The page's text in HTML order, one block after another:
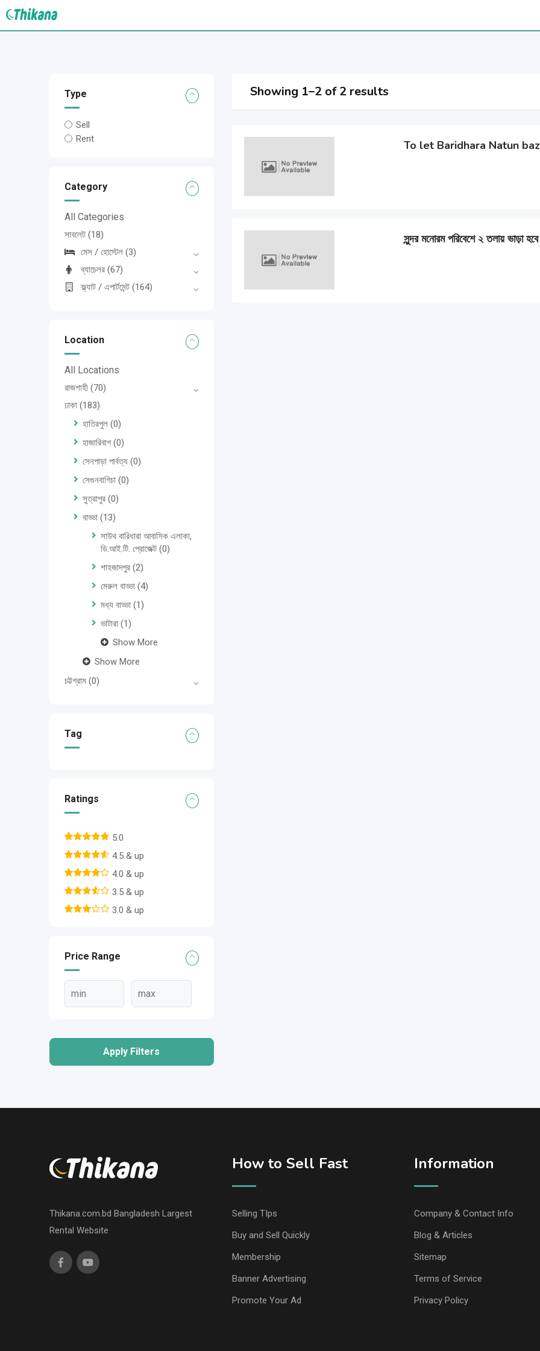
Skip
Type
Sell
Rent
Category
All Categories
সাবলেট (18)
মেস / হোস্টেল (3)
ব্যাচেলর (67)
ফ্ল্যাট / এপার্টমেন্ট (164)
Location
All Locations
রাজশাহী (70)
ঢাকা (183)
হাতিরপুল (0)
হাজারিবাগ (0)
সেনপাড়া পার্বত্য (0)
সেগুনবাগিচা (0)
সুত্রাপুর (0)
বাড্ডা (13)
সাউথ বারিধারা আবাসিক এলাকা,
ডি.আই.টি. প্রোজেক্ট (0)
শাহজাদপুর (2)
মেরুল বাড্ডা (4)
মধ্য বাড্ডা (1)
ভাটারা (1)
Show More
Show More
চট্টগ্রাম (0)
Tag
Ratings
5.0
4.5 & up
4.0 & up
3.5 & up
3.0 & up
Price Range
Apply Filters
Showing 1–2 of 2 results
To let Baridhara Natun
সুন্দর মনোরম পরিবেশে ২ তলায় ভাড়া
Thikana.com.bd Bangladesh Largest
Rental Website
How to Sell Fast
Selling TIps
Buy and Sell Quickly
Membership
Banner Advertising
Promote Your Ad
Information
Company & Contact Info
Blog & Articles
Sitemap
Terms of Service
Privacy Policy